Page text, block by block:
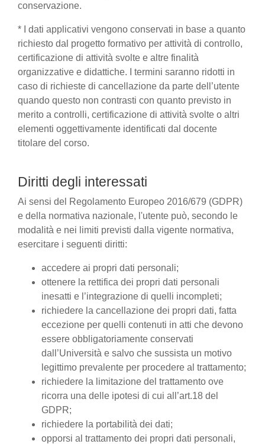
conservazione.
* I dati applicativi vengono conservati in base a quanto
richiesto dal progetto formativo per attività di controllo,
certificazione di attività svolte e altre finalità
organizzative e didattiche. I termini saranno ridotti in
caso di richieste di cancellazione da parte dell’utente
quando questo non contrasti con quanto previsto in
merito a controlli, certificazione di attività svolte o altri
elementi oggettivamente identificati dal docente
titolare del corso.
Diritti degli interessati
Ai sensi del Regolamento Europeo 2016/679 (GDPR)
e della normativa nazionale, l'utente può, secondo le
modalità e nei limiti previsti dalla vigente normativa,
esercitare i seguenti diritti:
accedere ai propri dati personali;
ottenere la rettifica dei propri dati personali
inesatti e l’integrazione di quelli incompleti;
richiedere la cancellazione dei propri dati, fatta
eccezione per quelli contenuti in atti che devono
essere obbligatoriamente conservati
dall’Università e salvo che sussista un motivo
legittimo prevalente per procedere al trattamento;
richiedere la limitazione del trattamento ove
ricorra una delle ipotesi di cui all’art.18 del
GDPR;
richiedere la portabilità dei dati;
opporsi al trattamento dei propri dati personali,